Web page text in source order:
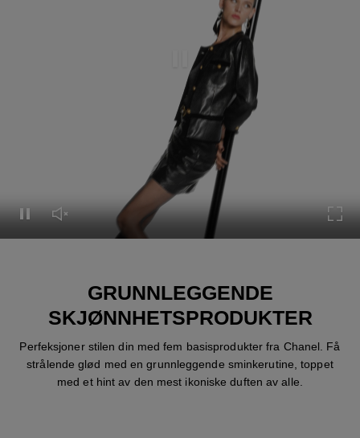
Pause this video
Pause this video
Unmute this video
GRUNNLEGGENDE
SKJØNNHETSPRODUKTER
Perfeksjoner stilen din med fem basisprodukter fra Chanel. Få
strålende glød med en grunnleggende sminkerutine, toppet
med et hint av den mest ikoniske duften av alle.